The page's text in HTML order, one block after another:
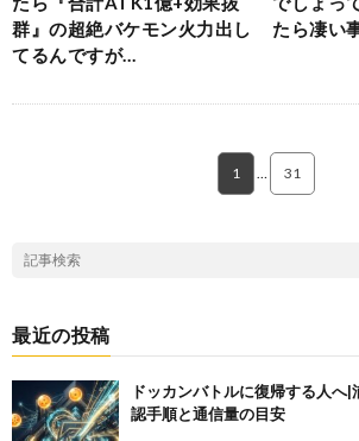
群』の超絶バケモン火力出し
てるんですが…
たら凄い
1 31
最近の投稿
ドッカンバトルに復帰する人へ
認手順と通信量の目安